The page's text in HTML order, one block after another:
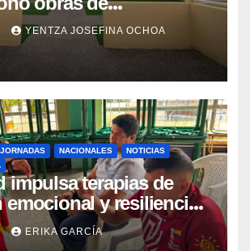
en la Maternidad
YENTZA JOSEFINA OCHOA
JORNADAS NACIONALES
NOTICIAS
impulsa terapias de
emocional y resiliencia
junto a comunidades
en Caracas
ERIKA GARCÍA